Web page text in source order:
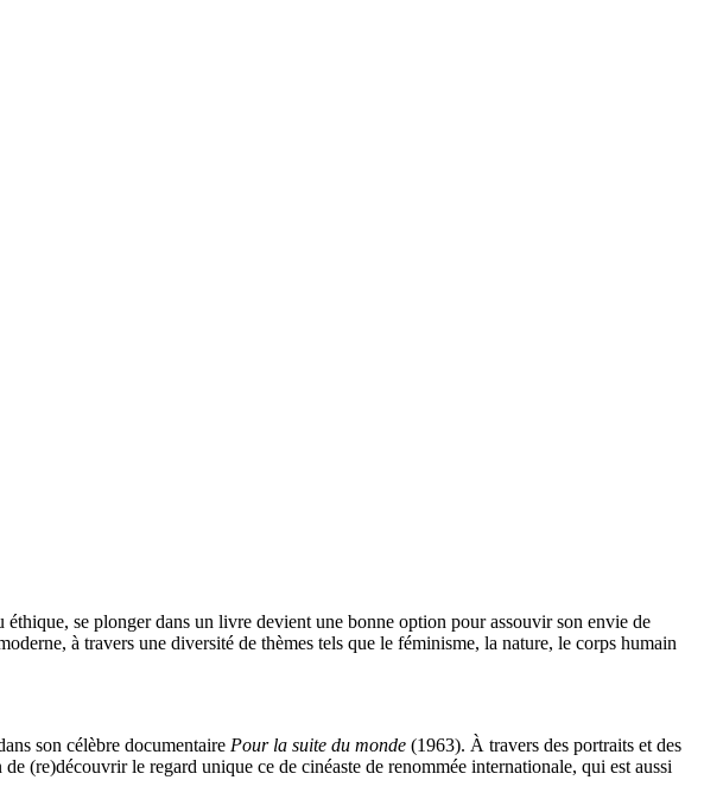
se plonger dans un livre devient une bonne option pour assouvir son envie de
à travers une diversité de thèmes tels que le féminisme, la nature, le corps humain
son célèbre documentaire Pour la suite du monde (1963). À travers des portraits et des
(re)découvrir le regard unique ce de cinéaste de renommée internationale, qui est aussi